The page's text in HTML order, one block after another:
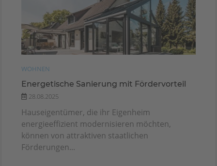
WOHNEN
Energetische Sanierung mit Fördervorteil
28.08.2025
Hauseigentümer, die ihr Eigenheim
energieeffizient modernisieren möchten,
können von attraktiven staatlichen
Förderungen...